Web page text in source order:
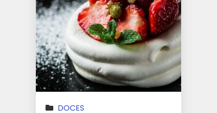
DOCES